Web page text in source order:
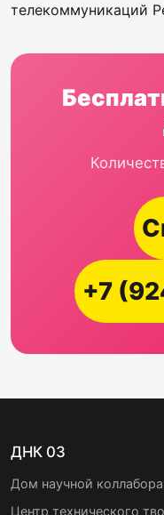
телекоммуникаций
+7
ДНК 03
Дом научной
Центр технического